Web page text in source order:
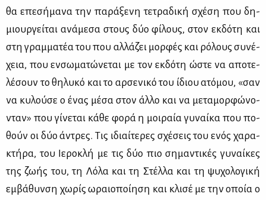
θα επε­σή­μα­να την πα­ρά­ξε­νη τε­τρα­δι­κή σχέ­ση που δη­
μιουρ­γεί­ται ανά­με­σα στους δύο φί­λους, στον εκ­δό­τη και
στη γραμ­μα­τέα του που αλ­λά­ζει μορ­φές και ρό­λους συ­νέ­
χεια, που εν­σω­μα­τώ­νε­ται με τον εκ­δό­τη ώστε να απο­τε­
λέ­σουν το θη­λυ­κό και το αρ­σε­νι­κό του ίδιου ατό­μου, «σαν
να κυ­λού­σε ο ένας μέ­σα στον άλ­λο και να με­τα­μορ­φώ­νο­
νταν» που γί­νε­ται κά­θε φο­ρά η μοι­ραία γυ­ναί­κα που πο­
θούν οι δύο άντρες. Τις ιδιαί­τε­ρες σχέ­σεις του ενός χα­ρα­
κτή­ρα, του Ιε­ρο­κλή με τις δύο πιο ση­μα­ντι­κές γυ­ναί­κες
της ζω­ής του, τη Λό­λα και τη Στέλ­λα και τη ψυ­χο­λο­γι­κή
εμ­βά­θυν­ση χω­ρίς ωραιο­ποί­η­ση και κλι­σέ με την οποία ο